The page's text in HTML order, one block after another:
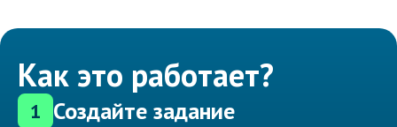
Как это работает?
1 Создайте задание